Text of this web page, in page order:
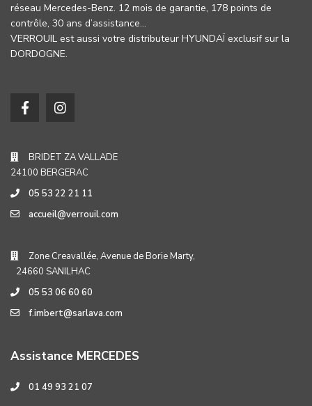
réseau Mercedes-Benz. 12 mois de garantie, 178 points de
contrôle, 30 ans d’assistance…
VERROUIL est aussi votre distributeur HYUNDAÏ exclusif sur la
DORDOGNE.
BRIDET ZA VALLADE
24100 BERGERAC
05 53 22 21 11
accueil@verrouil.com
Zone Creavallée, Avenue de Borie Marty,
24660 SANILHAC
05 53 06 60 60
f.imbert@sarlava.com
Assistance MERCEDES
01 49 93 21 07